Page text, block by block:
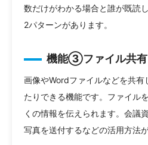
数だけがわかる場合と誰が既読
2パターンがあります。
機能③ファイル共有
画像やWordファイルなどを共有
たりできる機能です。ファイル
くの情報を伝えられます。会議
写真を送付するなどの活用方法